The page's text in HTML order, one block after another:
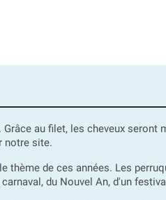
au filet, les cheveux seront
notre site.
thème de ces années. Les
du Nouvel An, d'un